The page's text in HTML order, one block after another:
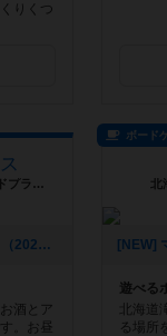
りくつ
大阪府大阪市中央区東心斎橋1-6-31 リードプラザ心斎橋 8F
[NEW] 【営業時間外の貸し切り営業】（2025年05月21日 21時17分）
酒とア
。お昼
ボード
北
遊べる
北海
る場所